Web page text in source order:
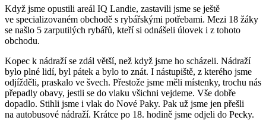
Když jsme opustili areál IQ Landie, zastavili jsme se ještě
ve specializovaném obchodě s rybářskými potřebami. Mezi 18 žáky
se našlo 5 zarputilých rybářů, kteří si odnášeli úlovek i z tohoto
obchodu.
Kopec k nádraží se zdál větší, než když jsme ho scházeli. Nádraží
bylo plné lidí, byl pátek a bylo to znát. I nástupiště, z kterého jsme
odjížděli, praskalo ve švech. Přestože jsme měli místenky, trochu nás
přepadly obavy, jestli se do vlaku všichni vejdeme. Vše dobře
dopadlo. Stihli jsme i vlak do Nové Paky. Pak už jsme jen přešli
na autobusové nádraží. Krátce po 18. hodině jsme odjeli do Pecky.